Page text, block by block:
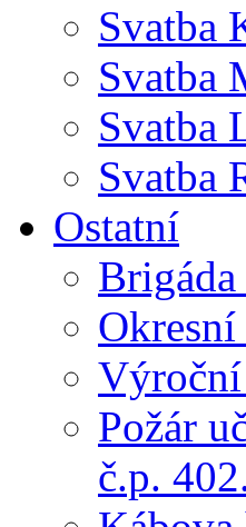
Svatba
Svatba
Svatba
Svatba
Ostatní
Výroční
Požár
č.p.